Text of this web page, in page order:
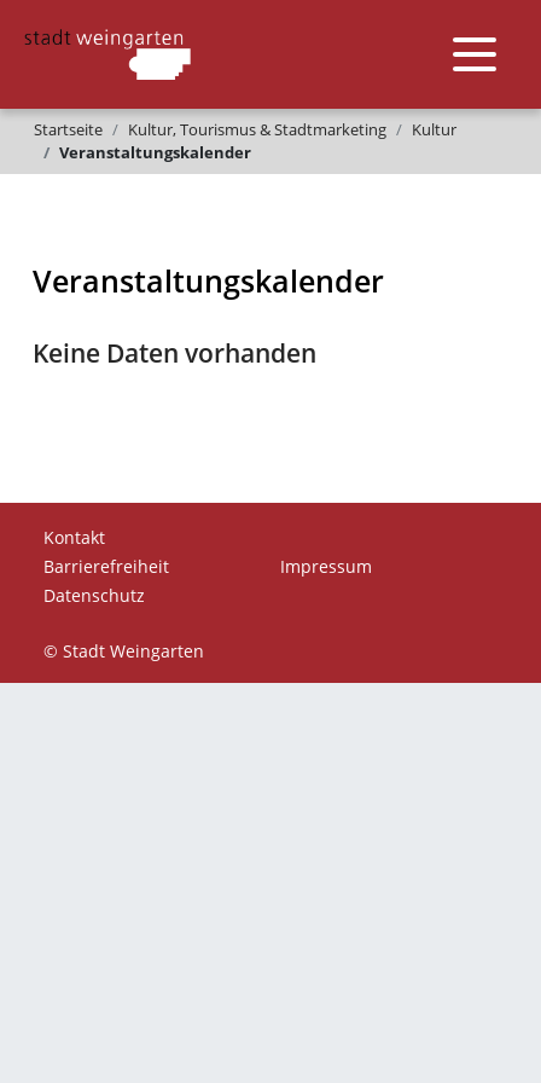
Startseite Kultur, Tourismus & Stadtmarketing
Kultur
Veranstaltungskalender
Veranstaltungskalender
Keine Daten vorhanden
Kontakt
Barrierefreiheit
Impressum
Datenschutz
© Stadt Weingarten